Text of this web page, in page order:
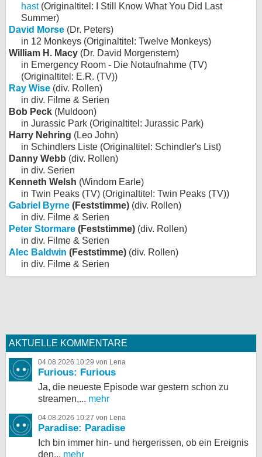
hast(Originaltitel: I Still Know What You Did Last
Summer)
David Morse (Dr. Peters)
in 12 Monkeys (Originaltitel: Twelve Monkeys)
William H. Macy (Dr. David Morgenstern)
in Emergency Room - Die Notaufnahme (TV)
(Originaltitel: E.R. (TV))
Ray Wise (div. Rollen)
in div. Filme & Serien
Bob Peck (Muldoon)
in Jurassic Park (Originaltitel: Jurassic Park)
Harry Nehring (Leo John)
in Schindlers Liste (Originaltitel: Schindler's List)
Danny Webb (div. Rollen)
in div. Serien
Kenneth Welsh (Windom Earle)
in Twin Peaks (TV) (Originaltitel: Twin Peaks (TV))
Gabriel Byrne (Feststimme) (div. Rollen)
in div. Filme & Serien
Peter Stormare (Feststimme) (div. Rollen)
in div. Filme & Serien
Alec Baldwin (Feststimme) (div. Rollen)
in div. Filme & Serien
AKTUELLE KOMMENTARE
04.08.2026 10:29 von Lena
Furious: Furious
Ja, die neueste Episode war gestern schon zu
streamen,... mehr
04.08.2026 10:27 von Lena
Paradise: Paradise
Ich bin immer hin- und hergerissen, ob ein Ereignis
den... mehr